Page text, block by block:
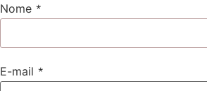
Nome *
E-mail *